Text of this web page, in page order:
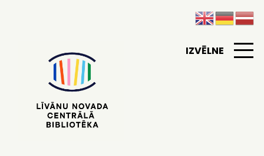
IZVĒLNE